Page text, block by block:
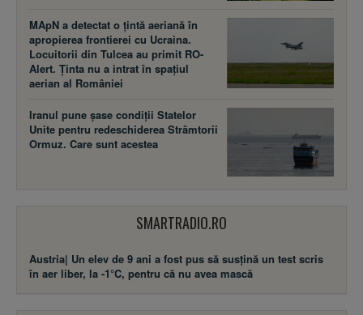
MApN a detectat o țintă aeriană în
apropierea frontierei cu Ucraina.
Locuitorii din Tulcea au primit RO-
Alert. Ținta nu a intrat în spațiul
aerian al României
Iranul pune șase condiții Statelor
Unite pentru redeschiderea Strâmtorii
Ormuz. Care sunt acestea
SMARTRADIO.RO
Austria| Un elev de 9 ani a fost pus să susţină un test scris
în aer liber, la -1°C, pentru că nu avea mască